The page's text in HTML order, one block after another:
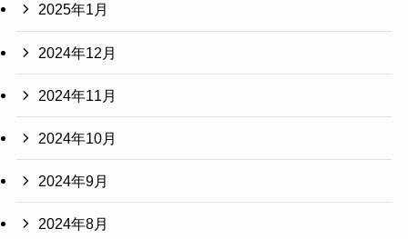
2025年1月
2024年12月
2024年11月
2024年10月
2024年9月
2024年8月